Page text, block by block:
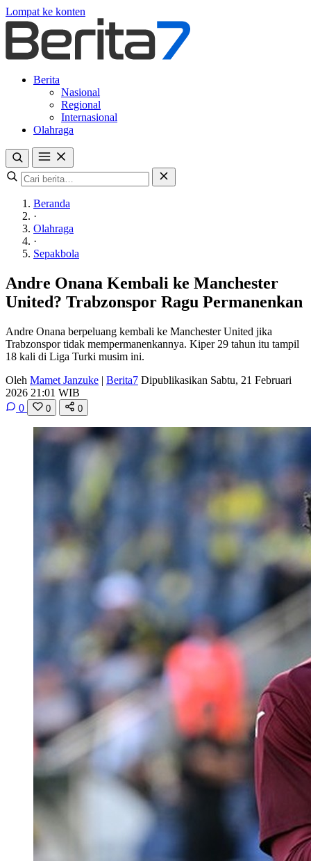
Lompat ke konten
Berita
Nasional
Regional
Internasional
Olahraga
Beranda
·
Olahraga
·
Sepakbola
Andre Onana Kembali ke Manchester
United? Trabzonspor Ragu Permanenkan
Andre Onana berpeluang kembali ke Manchester United jika
Trabzonspor tidak mempermanenkannya. Kiper 29 tahun itu tampil
18 kali di Liga Turki musim ini.
Oleh Mamet Janzuke | Berita7 Dipublikasikan Sabtu, 21 Februari
2026 21:01 WIB
0
0 0